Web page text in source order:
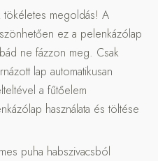
tökéletes megoldás! A
ez a pelenkázólap
ne fázzon meg. Csak
lap automatikusan
a fűtőelem
használata és töltése
puha habszivacsból